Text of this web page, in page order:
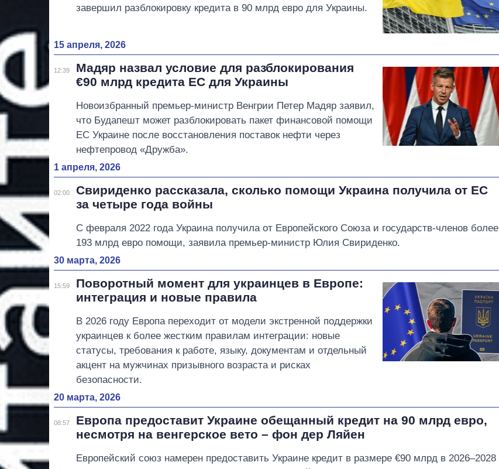
завершил разблокировку кредита в 90 млрд евро для Украины.
15 апреля, 2026
12:39
Мадяр назвал условие для разблокирования
€90 млрд кредита ЕС для Украины
Новоизбранный премьер-министр Венгрии Петер Мадяр заявил,
что Будапешт может разблокировать пакет финансовой помощи
ЕС Украине после восстановления поставок нефти через
нефтепровод «Дружба».
1 апреля, 2026
02:00
Свириденко рассказала, сколько помощи Украина получила от ЕС
за четыре года войны
С февраля 2022 года Украина получила от Европейского Союза и государств-членов более
193 млрд евро помощи, заявила премьер-министр Юлия Свириденко.
30 марта, 2026
15:59
Поворотный момент для украинцев в Европе:
интеграция и новые правила
В 2026 году Европа переходит от модели экстренной поддержки
украинцев к более жестким правилам интеграции: новые
статусы, требования к работе, языку, документам и отдельный
акцент на мужчинах призывного возраста и рисках
безопасности.
20 марта, 2026
08:57
Европа предоставит Украине обещанный кредит на 90 млрд евро,
несмотря на венгерское вето – фон дер Ляйен
Европейский союз намерен предоставить Украине кредит в размере €90 млрд в 2026–2028